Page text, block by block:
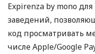
Expirenza by mono
заведений,
код просматривать
числе Apple/Google